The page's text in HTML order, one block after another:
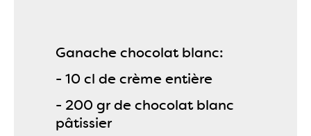
Ganache chocolat blanc:
- 10 cl de crème entière
- 200 gr de chocolat blanc
pâtissier